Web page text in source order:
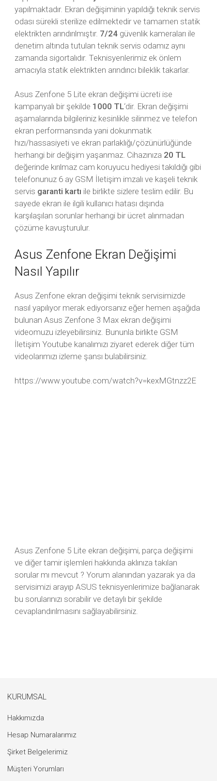
yapılmaktadır. Ekran değişiminin yapıldığı teknik servis
odası sürekli sterilize edilmektedir ve tamamen statik
elektrikten arındırılmıştır. 7/24 güvenlik kameraları ile
denetim altında tutulan teknik servis odamız aynı
zamanda sigortalıdır. Teknisyenlerimiz ek önlem
amacıyla statik elektrikten arındırıcı bileklik takarlar.
Asus Zenfone 5 Lite ekran değişimi ücreti ise
kampanyalı bir şekilde 1000 TL‘dir. Ekran değişimi
aşamalarında bilgileriniz kesinlikle silinmez ve telefon
ekran performansında yani dokunmatik
hızı/hassasiyeti ve ekran parlaklığı/çözünürlüğünde
herhangi bir değişim yaşanmaz. Cihazınıza 20 TL
değerinde kırılmaz cam koruyucu hediyesi takıldığı gibi
telefonunuz 6 ay GSM İletişim imzalı ve kaşeli teknik
servis garanti kartı ile birlikte sizlere teslim edilir. Bu
sayede ekran ile ilgili kullanıcı hatası dışında
karşılaşılan sorunlar herhangi bir ücret alınmadan
çözüme kavuşturulur.
Asus Zenfone Ekran Değişimi
Nasıl Yapılır
Asus Zenfone ekran değişimi teknik servisimizde
nasıl yapılıyor merak ediyorsanız eğer hemen aşağıda
bulunan Asus Zenfone 3 Max ekran değişimi
videomuzu izleyebilirsiniz. Bununla birlikte GSM
İletişim Youtube kanalımızı ziyaret ederek diğer tüm
videolarımızı izleme şansı bulabilirsiniz.
https://www.youtube.com/watch?v=kexMGtnzz2E
Asus Zenfone 5 Lite ekran değişimi, parça değişimi
ve diğer tamir işlemleri hakkında aklınıza takılan
sorular mı mevcut ? Yorum alanından yazarak ya da
servisimizi arayıp ASUS teknisyenlerimize bağlanarak
bu sorularınızı sorabilir ve detaylı bir şekilde
cevaplandırılmasını sağlayabilirsiniz.
KURUMSAL
Hakkımızda
Hesap Numaralarımız
Şirket Belgelerimiz
Müşteri Yorumları